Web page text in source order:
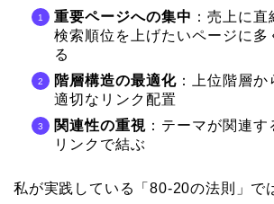
重要ページへの集中 ：売上に
検索順位を上げたいページに多
る
階層構造の最適化 ：上位階層
適切なリンク配置
関連性の重視 ：テーマが関連
リンクで結ぶ
私が実践している「80-20の法則」で